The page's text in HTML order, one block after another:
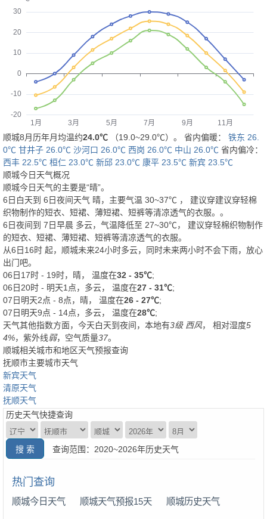
顺城8月历年月均温约24.0℃ （19.0~29.0℃）。 省内偏暖： 铁东 26.
0℃ 甘井子 26.0℃ 沙河口 26.0℃ 西岗 26.0℃ 中山 26.0℃ 省内偏冷：
西丰 22.5℃ 桓仁 23.0℃ 新邱 23.0℃ 康平 23.5℃ 新宾 23.5℃
顺城今日天气概况
顺城今日天气的主要是“晴”。
6日白天到 6日夜间天气 晴，主要气温 30~37℃ ， 建议穿建议穿轻棉
织物制作的短衣、短裙、薄短裙、短裤等清凉透气的衣服。 。
6日夜间到 7日早晨 多云，气温降低至 27~30℃， 建议穿轻棉织物制作
的短衣、短裙、薄短裙、短裤等清凉透气的衣服。
从6日16时 起，顺城未来24小时多云，同时未来两小时不会下雨，放心
出门吧。
06日17时 - 19时，晴， 温度在32 - 35℃;
06日20时 - 明天1点，多云， 温度在27 - 31℃;
07日明天2点 - 8点，晴， 温度在26 - 27℃;
07日明天9点 - 14点，多云， 温度在28℃;
天气其他指数方面，今天白天到夜间，本地有3级 西风， 相对湿度5
4%，紫外线弱，空气质量37。
顺城相关城市和地区天气预报查询
抚顺市主要城市天气
新宾天气
清原天气
抚顺天气
历史天气快捷查询
查询范围：2020~2026年历史天气
热门查询
顺城今日天气 顺城天气预报15天 顺城历史天气